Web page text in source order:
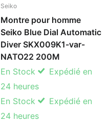
Seiko
Montre pour homme
Seiko Blue Dial Automatic
Diver SKX009K1-var-
NATO22 200M
En Stock
Expédié en
24 heures
En Stock
Expédié en
24 heures